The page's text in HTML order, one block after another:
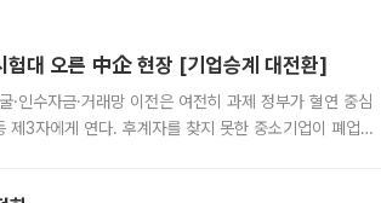
험대 오른 中企 현장 [기업승계 대전환]
인수자금·거래망 이전은 여전히 과제 정부가 혈연 중심
제3자에게 연다. 후계자를 찾지 못한 중소기업이 폐업